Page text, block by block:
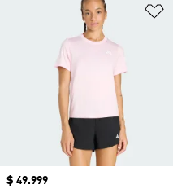
Precio
$ 49.999